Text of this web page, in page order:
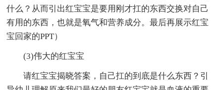
什么？从而引出红宝宝是要用刚才扛的东西交换对自己
有用的东西，也就是氧气和营养成分。最后再展示红宝
宝回家的PPT）
(3)伟大的红宝宝
请红宝宝揭晓答案，自己扛的到底是什么东西？引